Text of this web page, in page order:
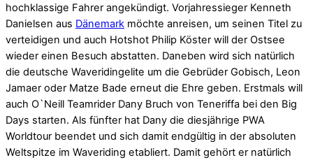
hochklassige Fahrer angekündigt. Vorjahressieger Kenneth
Danielsen aus Dänemark möchte anreisen, um seinen Titel zu
verteidigen und auch Hotshot Philip Köster will der Ostsee
wieder einen Besuch abstatten. Daneben wird sich natürlich
die deutsche Waveridingelite um die Gebrüder Gobisch, Leon
Jamaer oder Matze Bade erneut die Ehre geben. Erstmals will
auch O`Neill Teamrider Dany Bruch von Teneriffa bei den Big
Days starten. Als fünfter hat Dany die diesjährige PWA
Worldtour beendet und sich damit endgültig in der absoluten
Weltspitze im Waveriding etabliert. Damit gehört er natürlich